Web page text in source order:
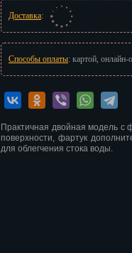
Доставка:
Способы оплаты: картой, онлайн-
Практичная двойная модель с
поверхности, фартук
для облегчения стока воды.